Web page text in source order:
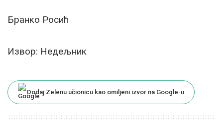
Бранко Росић
Извор: Недељник
Dodaj Zelenu učionicu kao omiljeni izvor na Google-u